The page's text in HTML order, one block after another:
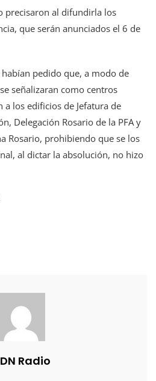
precisaron al difundirla los
que serán anunciados el 6 de
pedido que, a modo de
señalizaran como centros
los edificios de Jefatura de
Delegación Rosario de la PFA y
Rosario, prohibiendo que se los
al dictar la absolución, no hizo
Radio